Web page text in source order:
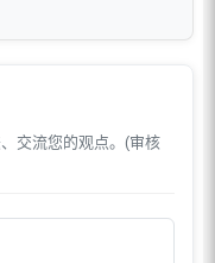
交流您的观点。(审核